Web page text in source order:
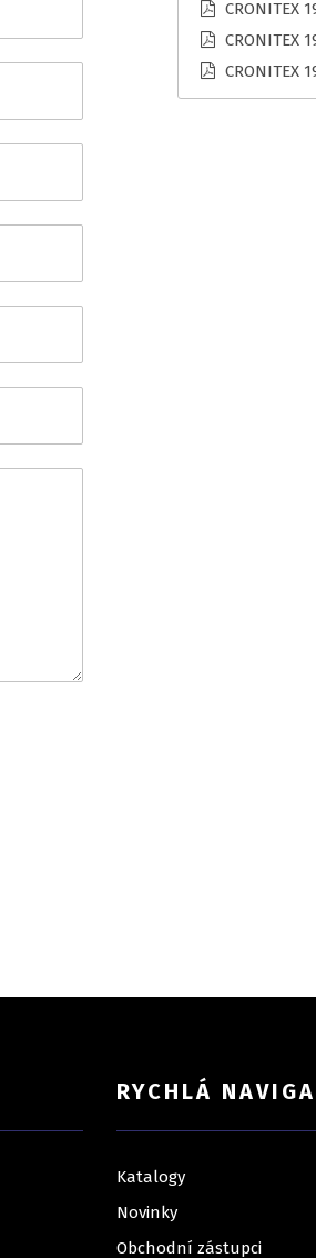
CRONITEX
CRONITEX
CRONITEX
RYCHLÁ
Katalogy
Novinky
Obchodní zástupci